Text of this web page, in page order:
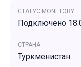
СТАТУС MONETORY
Подключено
СТРАНА
Туркменистан